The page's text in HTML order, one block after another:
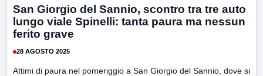
San Giorgio del Sannio, scontro tra tre auto
lungo viale Spinelli: tanta paura ma nessun
ferito grave
28 AGOSTO 2025
Attimi di paura nel pomeriggio a San Giorgio del Sannio, dove si